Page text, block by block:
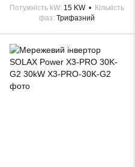
Потужність kW 15 KW
Кількість
фаз Трифазний